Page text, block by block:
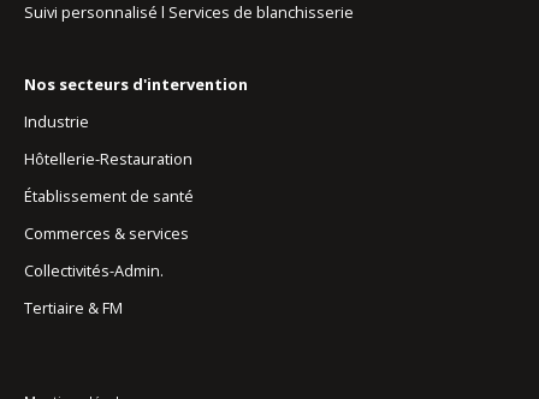
Suivi personnalisé l Services de blanchisserie
Nos secteurs d'intervention
Industrie
Hôtellerie-Restauration
Établissement de santé
Commerces & services
Collectivités-Admin.
Tertiaire & FM